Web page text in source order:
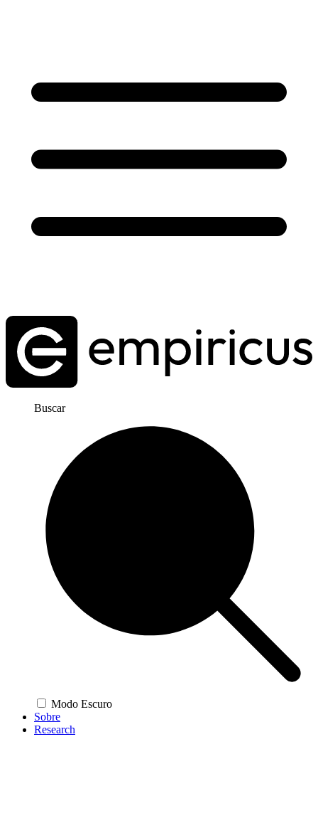
Buscar
Modo Escuro
Sobre
Research